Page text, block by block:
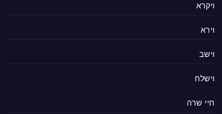
ויקרא
וירא
וישב
וישלח
חיי שרה